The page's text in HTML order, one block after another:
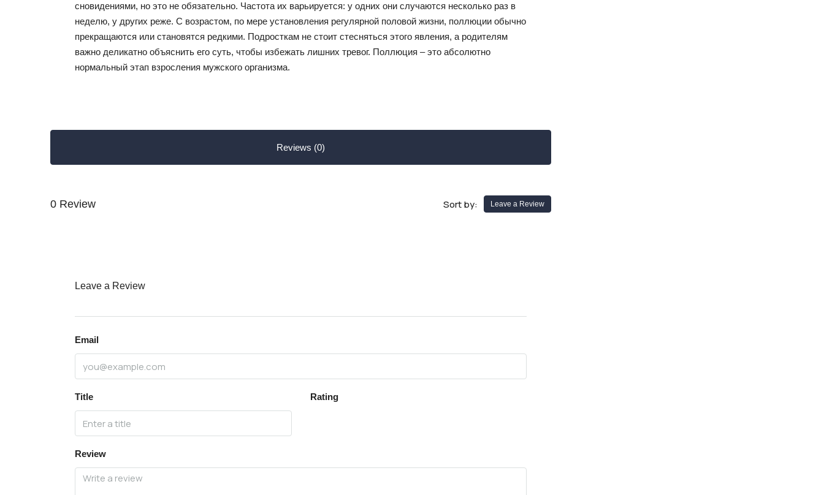
сновидениями, но это не обязательно. Частота их варьируется: у одних они случаются несколько раз в
неделю, у других реже. С возрастом, по мере установления регулярной половой жизни, поллюции обычно
прекращаются или становятся редкими. Подросткам не стоит стесняться этого явления, а родителям
важно деликатно объяснить его суть, чтобы избежать лишних тревог. Поллюция – это абсолютно
нормальный этап взросления мужского организма.
Reviews (0)
0 Review Sort by: Leave a Review
Leave a Review
Email
Title Rating
Review